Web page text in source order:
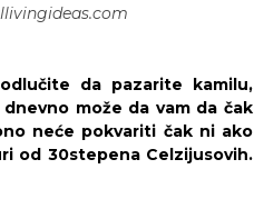
da pazarite kamilu,
može da vam da čak
neće pokvariti čak ni ako
od 30stepena Celzijusovih.